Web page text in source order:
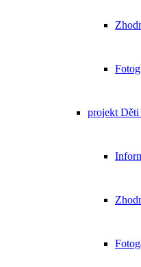
projekt Děti